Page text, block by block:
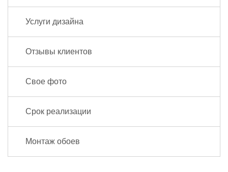
Услуги дизайна
Отзывы клиентов
Свое фото
Срок реализации
Монтаж обоев